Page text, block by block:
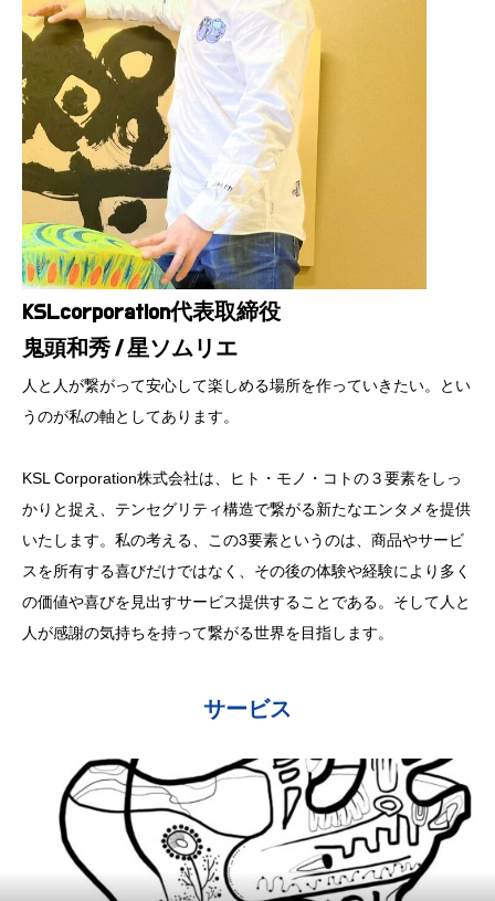
KSLcorporation代表取締役
鬼頭和秀／星ソムリエ
人と人が繋がって安心して楽しめる場所を作っていきたい。とい
うのが私の軸としてあります。
KSL Corporation株式会社は、ヒト・モノ・コトの３要素をしっ
かりと捉え、テンセグリティ構造で繋がる新たなエンタメを提供
いたします。私の考える、この3要素というのは、商品やサービ
スを所有する喜びだけではなく、その後の体験や経験により多く
の価値や喜びを見出すサービス提供することである。そして人と
人が感謝の気持ちを持って繋がる世界を目指します。
サービス